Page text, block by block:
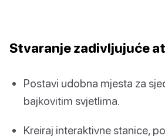
Stvaranje zadivljujuće
Postavi udobna mjesta za
bajkovitim svjetlima.
Kreiraj interaktivne stanice,